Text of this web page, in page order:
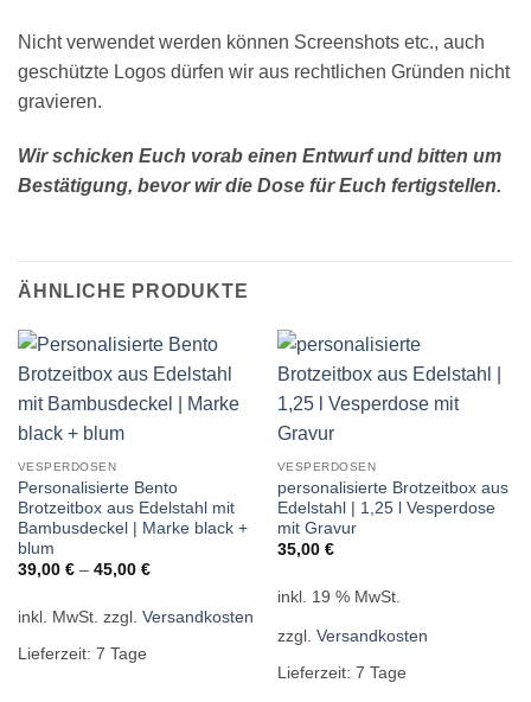
Nicht verwendet werden können Screenshots etc., auch
geschützte Logos dürfen wir aus rechtlichen Gründen nicht
gravieren.
Wir schicken Euch vorab einen Entwurf und bitten um
Bestätigung, bevor wir die Dose für Euch fertigstellen.
ÄHNLICHE PRODUKTE
VESPERDOSEN
Personalisierte Bento
Brotzeitbox aus Edelstahl mit
Bambusdeckel | Marke black +
blum
39,00 €– 45,00 €
inkl. MwSt. zzgl. Versandkosten
Lieferzeit: 7 Tage
VESPERDOSEN
personalisierte Brotzeitbox aus
Edelstahl | 1,25 l Vesperdose
mit Gravur
35,00 €
inkl. 19 % MwSt.
zzgl. Versandkosten
Lieferzeit: 7 Tage